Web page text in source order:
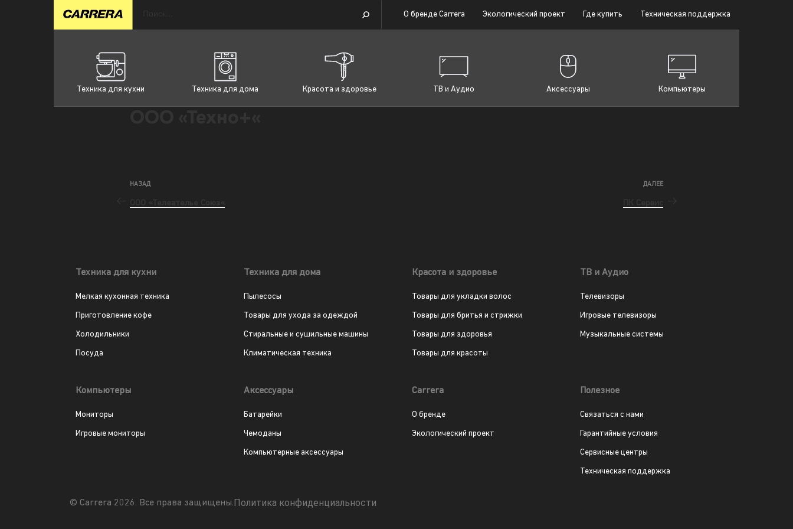
О бренде Carrera Экологический проект Где купить Техническая поддержка
Техника для кухни Техника для дома Красота и здоровье ТВ и Аудио Аксессуары Компьютеры
НАЗАД ДАЛЕЕ
Техника для кухни
Мелкая кухонная техника
Приготовление кофе
Холодильники
Посуда
Техника для дома
Пылесосы
Товары для ухода за одеждой
Стиральные и сушильные машины
Климатическая техника
Красота и здоровье
Товары для укладки волос
Товары для бритья и стрижки
Товары для здоровья
Товары для красоты
ТВ и Аудио
Телевизоры
Игровые телевизоры
Музыкальные системы
Компьютеры
Мониторы
Игровые мониторы
Аксессуары
Батарейки
Чемоданы
Компьютерные аксессуары
Carrera
О бренде
Экологический проект
Полезное
Связаться с нами
Гарантийные условия
Сервисные центры
Техническая поддержка
© Carrera 2026. Все права защищены.Политика конфиденциальности